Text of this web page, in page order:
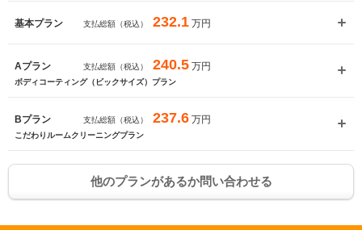
基本プラン 支払総額（税込） 232.1 万円
Aプラン 支払総額（税込） 240.5 万円
ボディコーティング（ビックサイズ）プラン
Bプラン 支払総額（税込） 237.6 万円
こだわりルームクリーニングプラン
他のプランがあるか問い合わせる